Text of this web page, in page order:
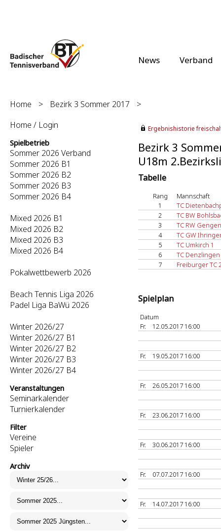
News Verband
Home > Bezirk 3 Sommer 2017
>
Home / Login
Spielbetrieb
Sommer 2026 Verband
Sommer 2026 B1
Sommer 2026 B2
Sommer 2026 B3
Sommer 2026 B4
Mixed 2026 B1
Mixed 2026 B2
Mixed 2026 B3
Mixed 2026 B4
Pokalwettbewerb 2026
Beach Tennis Liga 2026
Padel Liga BaWü 2026
Winter 2026/27
Winter 2026/27 B1
Winter 2026/27 B2
Winter 2026/27 B3
Winter 2026/27 B4
Veranstaltungen
Seminarkalender
Turnierkalender
Filter
Vereine
Spieler
Archiv
Ergebnishistorie
Bezirk 3
U18m
Tabelle
Rang
Mannschaft
1
TC
2
TC BW
3
TC RW
4
TC GW
5
TC Umkirch 1
6
TC Denzlingen
7
Freiburger TC
Spielplan
Datum
Fr.
12.05.2017 16:00
Fr. 19.05.2017 16:00
Fr. 26.05.2017 16:00
Fr. 23.06.2017 16:00
Fr. 30.06.2017 16:00
Fr. 07.07.2017 16:00
Fr. 14.07.2017 16:00